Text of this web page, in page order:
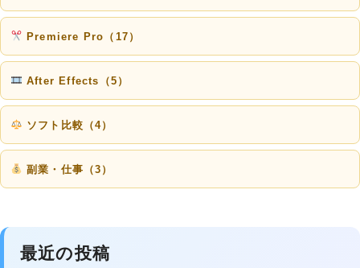
Premiere Pro（17）
After Effects（5）
ソフト比較（4）
副業・仕事（3）
最近の投稿